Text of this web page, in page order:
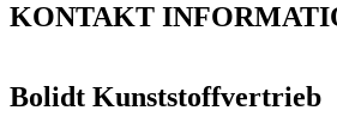
KONTAKT
Bolidt Kunststoffvertrieb